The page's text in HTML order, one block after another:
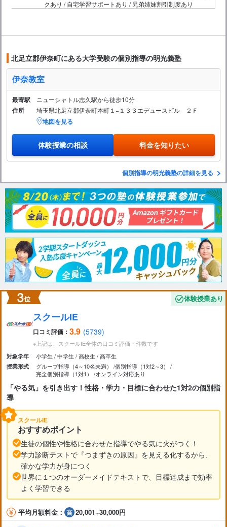
クあり / 自宅学習サポートあり / 兄弟姉妹割引制度あり
北足立郡伊奈町にある大学受験の個別指導の明光義塾
伊奈教室
最寄駅 ニューシャトル志久駅から徒歩10分
住所 埼玉県北足立郡伊奈町本町１−１３３エデュースビル ２Ｆ
地図を見る
体験授業の相談 料金を知りたい
個別指導の明光義塾の詳細を見る
体験授業あり
スクールIE
口コミ評価： 3.9 (5739)
※上記は、スクールIE全体の口コミ評価・件数です
対象学年 小学生 中学生 高校生 高卒生
授業形式 グループ指導（4～10名未満）
個別指導（1対2～3）
完全個別指導（1対1）
オンライン対応あり
「やる気」を引き出す！性格・学力・目標に合わせた1対2の個別指
導
スクールIE
おすすめポイント
生徒の個性や性格に合わせた指導でやる気に火がつく！
学力診断テストで『つまずきの原因』を見える化するから、
確かな学力が身につく
世界に１つのオーダーメイドテキストで、目標達成まで効率
よく学習できる
平均月額料金： 20,001~30,000円